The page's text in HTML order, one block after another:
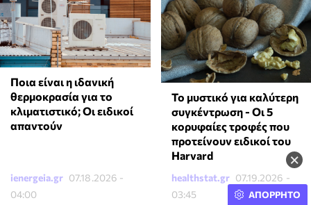
×
Ποια είναι η ιδανική
θερμοκρασία για το
κλιματιστικό; Οι ειδικοί
απαντούν
ienergeia.gr 07.18.2026 -
04:00
Το μυστικό για καλύτερη
συγκέντρωση - Οι 5
κορυφαίες τροφές που
προτείνουν ειδικοί του
Harvard
healthstat.gr 07.19.2026 -
03:45
ΑΠΟΡΡΗΤΟ